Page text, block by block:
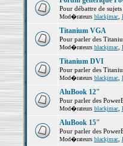
Pour débattre de
Mod�rateurs blackjmac,
Titanium VGA
Pour parler des
Mod�rateurs blackjmac,
Titanium DVI
Pour parler des
Mod�rateurs blackjmac,
AluBook 12"
Pour parler des
Mod�rateurs blackjmac,
AluBook 15"
Pour parler des
Mod�rateurs blackjmac,